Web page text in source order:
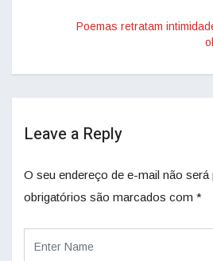
Poemas retratam
Leave a Reply
O seu endereço de e-mail não será
obrigatórios são marcados com *